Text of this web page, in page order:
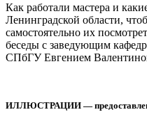
Как работали мастера и
Ленинградской области,
самостоятельно их
беседы с заведующим
СПбГУ Евгением
ИЛЛЮСТРАЦИИ —